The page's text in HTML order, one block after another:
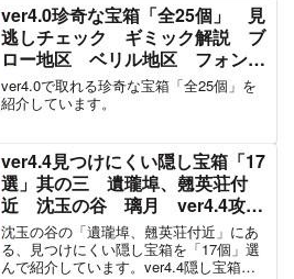
ver4.0珍奇な宝箱「全25個」 見
逃しチェック ギミック解説 ブ
ロー地区 ベリル地区 フォンテ
ーヌ廷地区 隠し宝箱 フォンテ
ーヌ 【ver4.0攻略】 原神
ver4.0で取れる珍奇な宝箱「全25個」を
紹介しています。
ver4.4見つけにくい隠し宝箱「17
選」其の三 遺瓏埠、翹英荘付
近 沈玉の谷 璃月 ver4.4攻
略 原神
沈玉の谷の「遺瓏埠、翹英荘付近」にあ
る、見つけにくい隠し宝箱を「17個」選
んで紹介しています。ver4.4隠し宝箱動